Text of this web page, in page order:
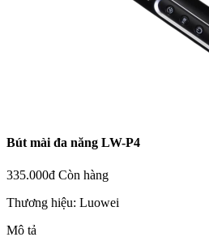
Bút mài đa năng LW-P4
335.000đ Còn hàng
Thương hiệu: Luowei
Mô tả